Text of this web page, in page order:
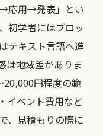
応用→発表」とい
初学者にはブロッ
テキスト言語へ進
は地域差がありま
20,000円程度の範
イベント費用など
、見積もりの際に